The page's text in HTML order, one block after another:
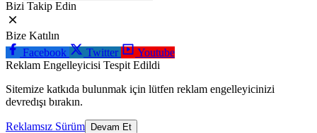
Bizi Takip Edin
Bize Katılın
Facebook
Twitter
Youtube
Reklam Engelleyicisi Tespit Edildi
Sitemize katkıda bulunmak için lütfen reklam engelleyicinizi
devredışı bırakın.
Reklamsız Sürüm Devam Et